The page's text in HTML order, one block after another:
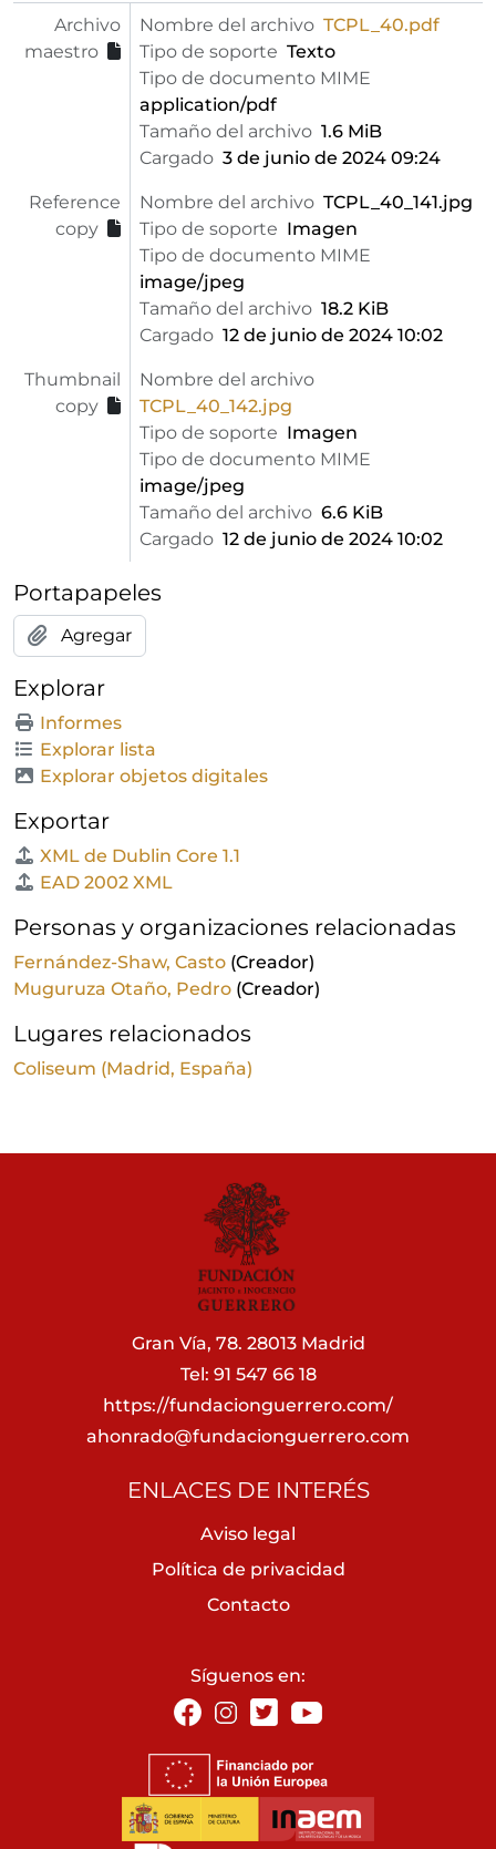
Archivo
maestro
Nombre del archivo TCPL_40.pdf
Tipo de soporte Texto
Tipo de documento MIME
application/pdf
Tamaño del archivo 1.6 MiB
Cargado 3 de junio de 2024 09:24
Reference
copy
Nombre del archivo TCPL_40_141.jpg
Tipo de soporte Imagen
Tipo de documento MIME
image/jpeg
Tamaño del archivo 18.2 KiB
Cargado 12 de junio de 2024 10:02
Thumbnail
copy
Nombre del archivo
TCPL_40_142.jpg
Tipo de soporte Imagen
Tipo de documento MIME
image/jpeg
Tamaño del archivo 6.6 KiB
Cargado 12 de junio de 2024 10:02
Portapapeles
Agregar
Explorar
Informes
Explorar lista
Explorar objetos digitales
Exportar
XML de Dublin Core 1.1
EAD 2002 XML
Personas y organizaciones relacionadas
Fernández-Shaw, Casto (Creador)
Muguruza Otaño, Pedro (Creador)
Lugares relacionados
Coliseum (Madrid, España)
Gran Vía, 78. 28013 Madrid
Tel: 91 547 66 18
https://fundacionguerrero.com/
ahonrado@fundacionguerrero.com
ENLACES DE INTERÉS
Aviso legal
Política de privacidad
Contacto
Síguenos en: